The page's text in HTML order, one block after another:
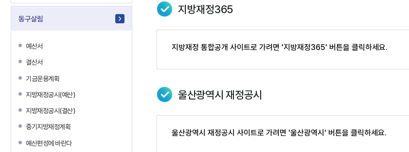
동구살림
예산서
결산서
기금운용계획
지방재정공시(예산)
지방재정공시(결산)
중기지방재정계획
예산편성에 바란다
지방재정365
지방재정 통합공개 사이트로 가려면 '지방재정365' 버튼을 클릭하세요.
울산광역시 재정공시
울산광역시 재정공시 사이트로 가려면 '울산광역시' 버튼을 클릭하세요.